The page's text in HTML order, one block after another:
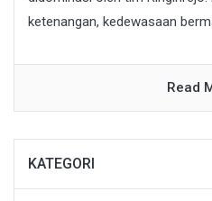
ketenangan, kedewasaan
Read
KATEGORI